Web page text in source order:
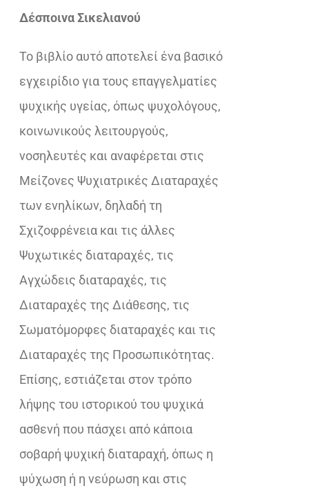
was:
€18,02.
Δέσποινα Σικελιανού
Το βιβλίο αυτό αποτελεί ένα βασικό
εγχειρίδιο για τους επαγγελματίες
ψυχικής υγείας, όπως ψυχολόγους,
κοινωνικούς λειτουργούς,
νοσηλευτές και αναφέρεται στις
Μείζονες Ψυχιατρικές Διαταραχές
των ενηλίκων, δηλαδή τη
Σχιζοφρένεια και τις άλλες
Ψυχωτικές διαταραχές, τις
Αγχώδεις διαταραχές, τις
Διαταραχές της Διάθεσης, τις
Σωματόμορφες διαταραχές και τις
Διαταραχές της Προσωπικότητας.
Επίσης, εστιάζεται στον τρόπο
λήψης του ιστορικού του ψυχικά
ασθενή που πάσχει από κάποια
σοβαρή ψυχική διαταραχή, όπως η
ψύχωση ή η νεύρωση και στις